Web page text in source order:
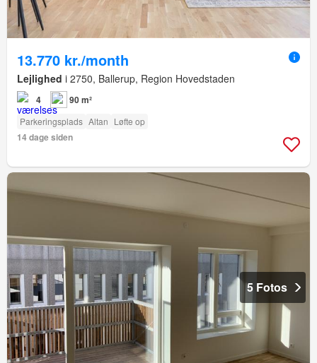
13.770 kr./month
Lejlighed i 2750, Ballerup, Region Hovedstaden
4 90 m²
Parkeringsplads Altan Løfte op
14 dage siden
5 Fotos